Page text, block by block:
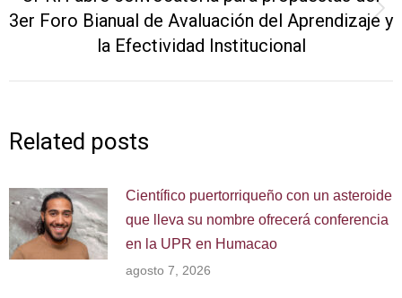
Next
post:
3er Foro Bianual de Avaluación del Aprendizaje y
la Efectividad Institucional
Related posts
Científico puertorriqueño con un asteroide
que lleva su nombre ofrecerá conferencia
en la UPR en Humacao
agosto 7, 2026